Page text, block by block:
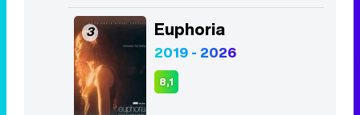
4 Juego de Tronos
2011 - 2019
8,2